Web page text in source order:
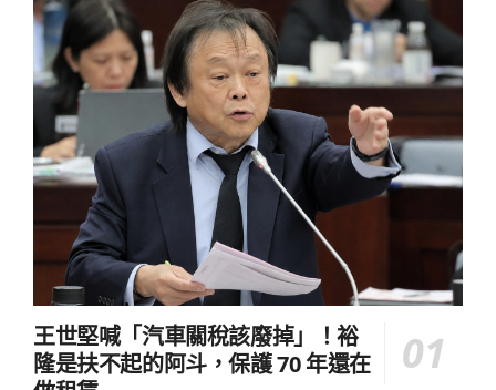
王世堅喊「汽車關稅該廢掉」！裕
隆是扶不起的阿斗，保護 70 年還在